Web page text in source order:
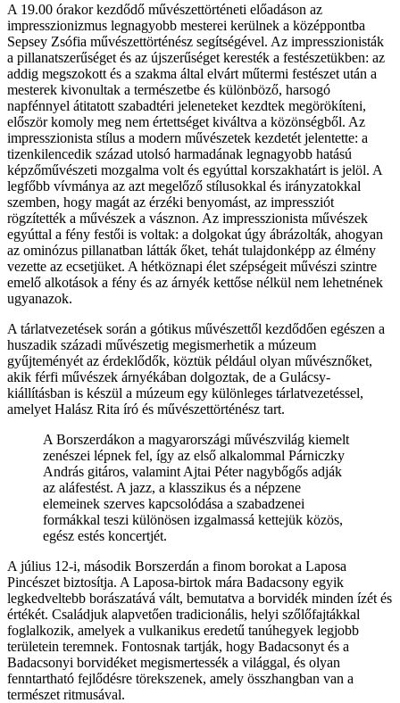
A 19.00 órakor kezdődő művészettörténeti előadáson az
impresszionizmus legnagyobb mesterei kerülnek a középpontba
Sepsey Zsófia művészettörténész segítségével. Az impresszionisták
a pillanatszerűséget és az újszerűséget keresték a festészetükben: az
addig megszokott és a szakma által elvárt műtermi festészet után a
mesterek kivonultak a természetbe és különböző, harsogó
napfénnyel átitatott szabadtéri jeleneteket kezdtek megörökíteni,
először komoly meg nem értettséget kiváltva a közönségből. Az
impresszionista stílus a modern művészetek kezdetét jelentette: a
tizenkilencedik század utolsó harmadának legnagyobb hatású
képzőművészeti mozgalma volt és egyúttal korszakhatárt is jelöl. A
legfőbb vívmánya az azt megelőző stílusokkal és irányzatokkal
szemben, hogy magát az érzéki benyomást, az impressziót
rögzítették a művészek a vásznon. Az impresszionista művészek
egyúttal a fény festői is voltak: a dolgokat úgy ábrázolták, ahogyan
az ominózus pillanatban látták őket, tehát tulajdonképp az élmény
vezette az ecsetjüket. A hétköznapi élet szépségeit művészi szintre
emelő alkotások a fény és az árnyék kettőse nélkül nem lehetnének
ugyanazok.
A tárlatvezetések során a gótikus művészettől kezdődően egészen a
huszadik századi művészetig megismerhetik a múzeum
gyűjteményét az érdeklődők, köztük például olyan művésznőket,
akik férfi művészek árnyékában dolgoztak, de a Gulácsy-
kiállításban is készül a múzeum egy különleges tárlatvezetéssel,
amelyet Halász Rita író és művészettörténész tart.
A Borszerdákon a magyarországi művészvilág kiemelt
zenészei lépnek fel, így az első alkalommal Párniczky
András gitáros, valamint Ajtai Péter nagybőgős adják
az aláfestést. A jazz, a klasszikus és a népzene
elemeinek szerves kapcsolódása a szabadzenei
formákkal teszi különösen izgalmassá kettejük közös,
egész estés koncertjét.
A július 12-i, második Borszerdán a finom borokat a Laposa
Pincészet biztosítja. A Laposa-birtok mára Badacsony egyik
legkedveltebb borászatává vált, bemutatva a borvidék minden ízét és
értékét. Családjuk alapvetően tradicionális, helyi szőlőfajtákkal
foglalkozik, amelyek a vulkanikus eredetű tanúhegyek legjobb
területein teremnek. Fontosnak tartják, hogy Badacsonyt és a
Badacsonyi borvidéket megismertessék a világgal, és olyan
fenntartható fejlődésre törekszenek, amely összhangban van a
természet ritmusával.